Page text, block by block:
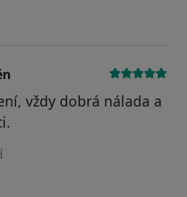
vždy dobrá nálada a
Váš účet byl odstraněn